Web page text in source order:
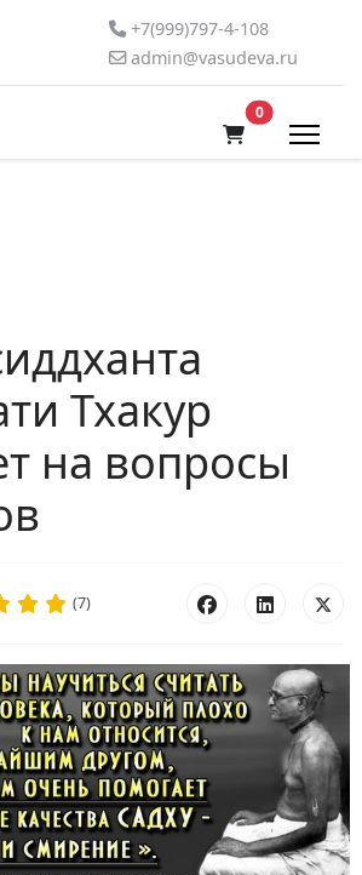
+7(999)797-4-108
admin@vasudeva.ru
0В корзину
Тхакур
на вопросы
(7)